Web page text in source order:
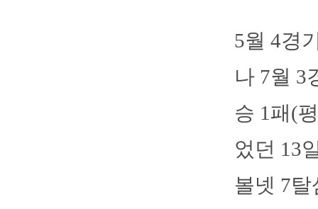
5월 4경
나 7월 3
승 1패(
었던 13
볼넷 7